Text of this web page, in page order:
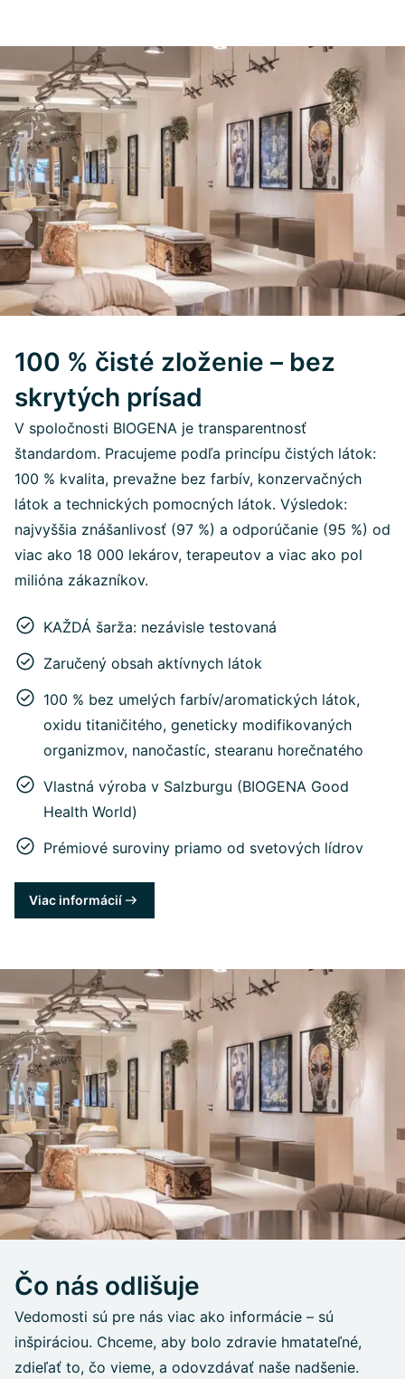
100 % čisté zloženie – bez
skrytých prísad
V spoločnosti BIOGENA je transparentnosť
štandardom. Pracujeme podľa princípu čistých látok:
100 % kvalita, prevažne bez farbív, konzervačných
látok a technických pomocných látok. Výsledok:
najvyššia znášanlivosť (97 %) a odporúčanie (95 %) od
viac ako 18 000 lekárov, terapeutov a viac ako pol
milióna zákazníkov.
KAŽDÁ šarža: nezávisle testovaná
Zaručený obsah aktívnych látok
100 % bez umelých farbív/aromatických látok,
oxidu titaničitého, geneticky modifikovaných
organizmov, nanočastíc, stearanu horečnatého
Vlastná výroba v Salzburgu (BIOGENA Good
Health World)
Prémiové suroviny priamo od svetových lídrov
Viac informácií
Čo nás odlišuje
Vedomosti sú pre nás viac ako informácie – sú
inšpiráciou. Chceme, aby bolo zdravie hmatateľné,
zdieľať to, čo vieme, a odovzdávať naše nadšenie.